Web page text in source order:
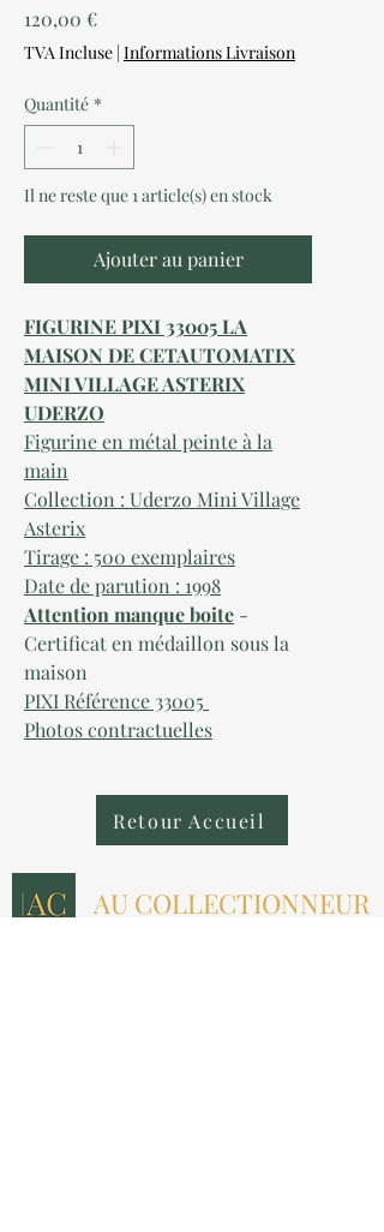
120,00 €Prix
TVA Incluse | Informations Livraison
Quantité *
Il ne reste que 1 article(s) en stock
Ajouter au panier
FIGURINE PIXI 33005 LA
MAISON DE CETAUTOMATIX
MINI VILLAGE ASTERIX
UDERZO
Figurine en métal peinte à la
main
Collection : Uderzo Mini Village
Asterix
Tirage : 500 exemplaires
Date de parution : 1998
Attention manque boite -
Certificat en médaillon sous la
maison
PIXI Référence 33005
Photos contractuelles
Retour Accueil
AU COLLECTIONNEUR